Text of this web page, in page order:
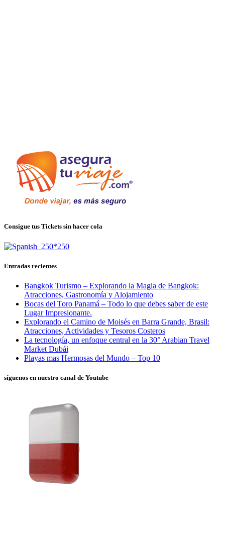
Consigue tus Tickets sin hacer cola
Entradas recientes
Bangkok Turismo – Explorando la Magia de Bangkok:
Atracciones, Gastronomía y Alojamiento
Bocas del Toro Panamá – Todo lo que debes saber de este
Lugar Impresionante.
Explorando el Camino de Moisés en Barra Grande, Brasil:
Atracciones, Actividades y Tesoros Costeros
La tecnología, un enfoque central en la 30° Arabian Travel
Market Dubái
Playas mas Hermosas del Mundo – Top 10
síguenos en nuestro canal de Youtube